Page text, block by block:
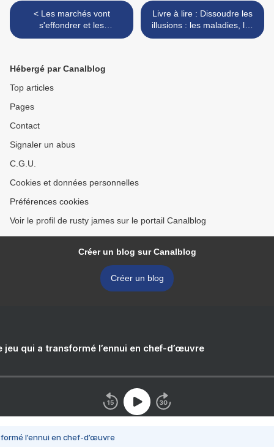
< Les marchés vont
s'effondrer et les
milliardaires sont déjà en
Livre à lire : Dissoudre les
illusions : les maladies, les
vaccins et l’Histoire oubliée.
Hébergé par Canalblog
Top articles
Pages
Contact
Signaler un abus
C.G.U.
Cookies et données personnelles
Préférences cookies
Voir le profil de rusty james sur le portail Canalblog
Créer un blog sur Canalblog
Créer un blog
jeu qui a transformé l’ennui en chef-d’œuvre
l’ennui en chef-d’œuvre